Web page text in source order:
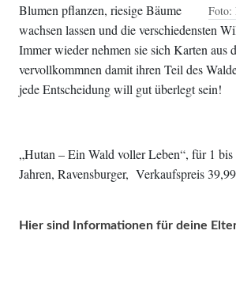
Foto:
Blumen pflanzen, riesige Bäume
wachsen lassen und die verschiedensten
Immer wieder nehmen sie sich Karten aus
vervollkommnen damit ihren Teil des
jede Entscheidung will gut überlegt sein!
„Hutan – Ein Wald voller Leben“, für 1
Jahren, Ravensburger, Verkaufspreis
Hier sind Informationen für deine